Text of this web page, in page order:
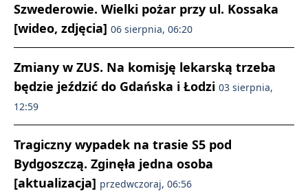
Szwederowie. Wielki pożar przy ul. Kossaka
[wideo, zdjęcia] 06 sierpnia, 06:20
Zmiany w ZUS. Na komisję lekarską trzeba
będzie jeździć do Gdańska i Łodzi 03 sierpnia,
12:59
Tragiczny wypadek na trasie S5 pod
Bydgoszczą. Zginęła jedna osoba
[aktualizacja] przedwczoraj, 06:56